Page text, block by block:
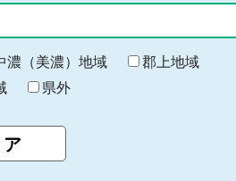
濃（美濃）地域
郡上地域
県外